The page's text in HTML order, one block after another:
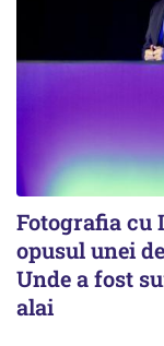
Fotografia cu
opusul unei
Unde a fost
alai